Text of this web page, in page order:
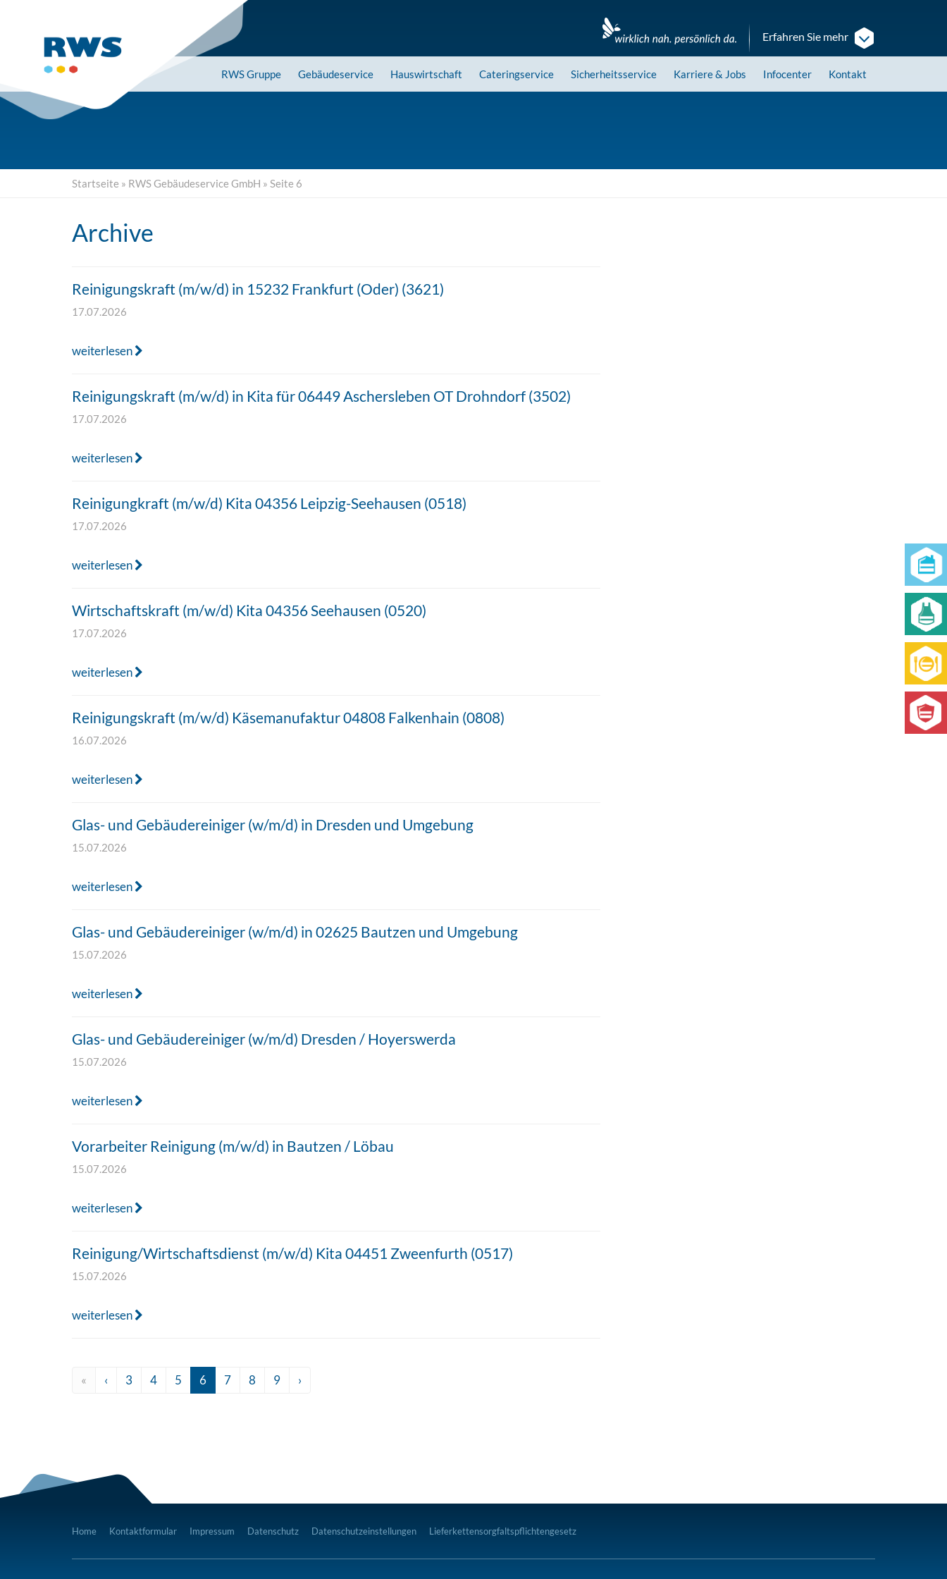
Erfahren Sie mehr
RWSGruppe Gebäudeservice Hauswirtschaft Cateringservice Sicherheitsservice Karriere& Jobs Infocenter Kontakt
Startseite » RWS Gebäudeservice GmbH » Seite 6
Archive
Reinigungskraft (m/w/d) in 15232 Frankfurt (Oder) (3621)
17.07.2026
weiterlesen
Reinigungskraft (m/w/d) in Kita für 06449 Aschersleben OT Drohndorf (3502)
17.07.2026
weiterlesen
Reinigungkraft (m/w/d) Kita 04356 Leipzig-Seehausen (0518)
17.07.2026
weiterlesen
Wirtschaftskraft (m/w/d) Kita 04356 Seehausen (0520)
17.07.2026
weiterlesen
Reinigungskraft (m/w/d) Käsemanufaktur 04808 Falkenhain (0808)
16.07.2026
weiterlesen
Glas- und Gebäudereiniger (w/m/d) in Dresden und Umgebung
15.07.2026
weiterlesen
Glas- und Gebäudereiniger (w/m/d) in 02625 Bautzen und Umgebung
15.07.2026
weiterlesen
Glas- und Gebäudereiniger (w/m/d) Dresden / Hoyerswerda
15.07.2026
weiterlesen
Vorarbeiter Reinigung (m/w/d) in Bautzen / Löbau
15.07.2026
weiterlesen
Reinigung/Wirtschaftsdienst (m/w/d) Kita 04451 Zweenfurth (0517)
15.07.2026
weiterlesen
« ‹ 3 4 5 6 7 8 9 ›
Home Kontaktformular Impressum Datenschutz Datenschutzeinstellungen Lieferkettensorgfaltspflichtengesetz